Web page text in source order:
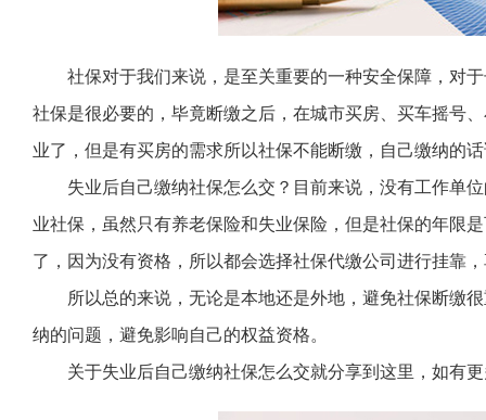
社保对于我们来说，是至关重要的一种安全保障，对
社保是很必要的，毕竟断缴之后，在城市买房、买车摇号
业了，但是有买房的需求所以社保不能断缴，自己缴纳的
失业后自己缴纳社保怎么交？目前来说，没有工作单
业社保，虽然只有养老保险和失业保险，但是社保的年限
了，因为没有资格，所以都会选择社保代缴公司进行挂靠
所以总的来说，无论是本地还是外地，避免社保断缴
纳的问题，避免影响自己的权益资格。
关于失业后自己缴纳社保怎么交就分享到这里，如有